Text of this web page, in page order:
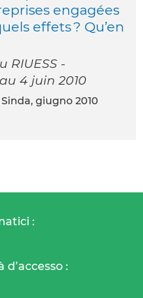
engagées
effets ? Qu’en
RIUESS -
4 juin 2010
giugno 2010
:
: